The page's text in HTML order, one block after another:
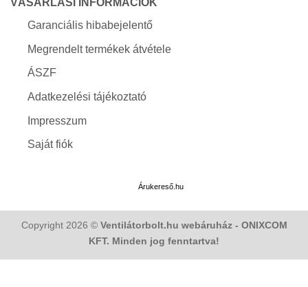
VÁSÁRLÁSI INFORMÁCIÓK
Garanciális hibabejelentő
Megrendelt termékek átvétele
ÁSZF
Adatkezelési tájékoztató
Impresszum
Saját fiók
Árukereső.hu
Copyright 2026 © Ventilátorbolt.hu webáruház - ONIXCOM
KFT. Minden jog fenntartva!